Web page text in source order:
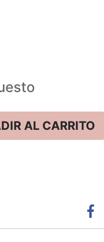
AL CARRITO